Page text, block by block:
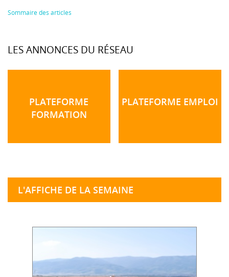
Sommaire des articles
LES ANNONCES DU RÉSEAU
PLATEFORME
FORMATION
PLATEFORME EMPLOI
L'AFFICHE DE LA SEMAINE